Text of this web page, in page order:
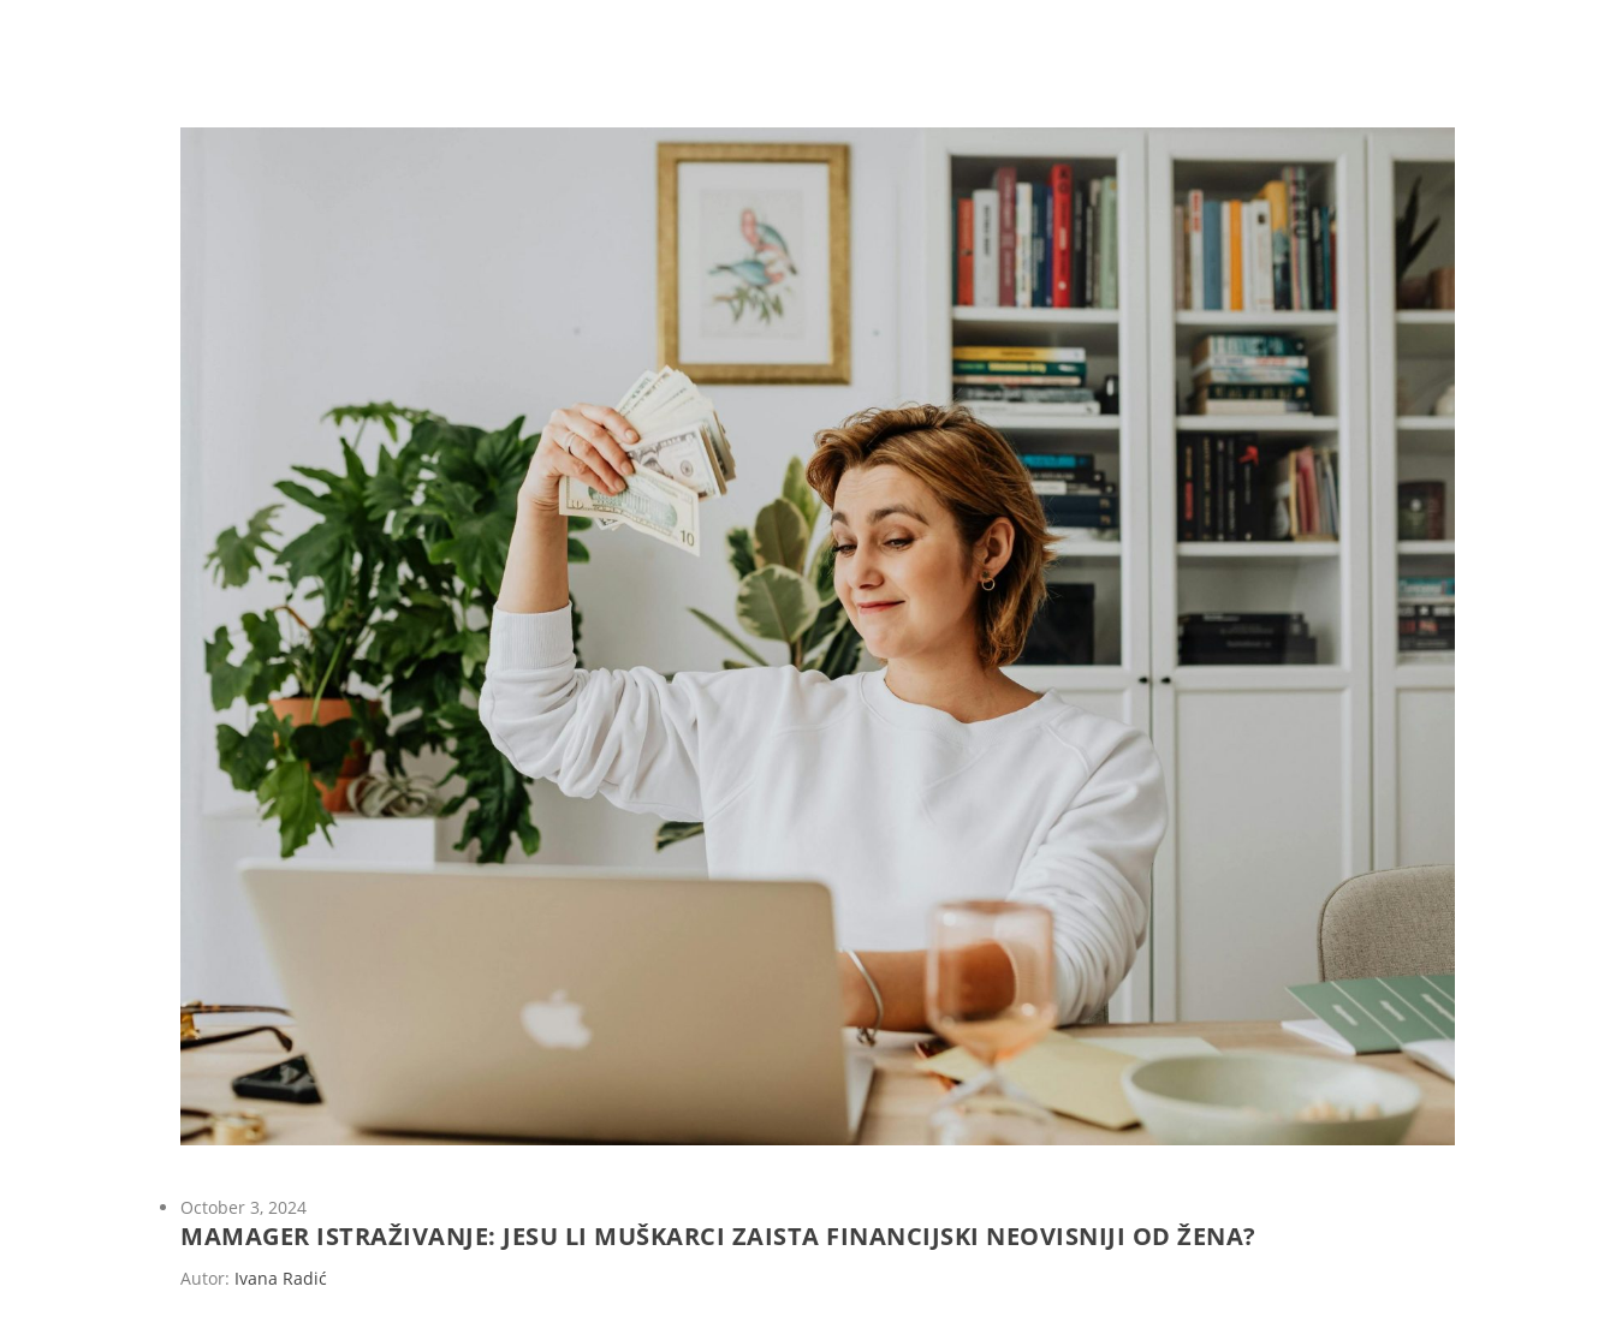
October 3, 2024
MAMAGER ISTRAŽIVANJE: JESU LI MUŠKARCI ZAISTA FINANCIJSKI NEOVISNIJI OD ŽENA?
Autor: Ivana Radić